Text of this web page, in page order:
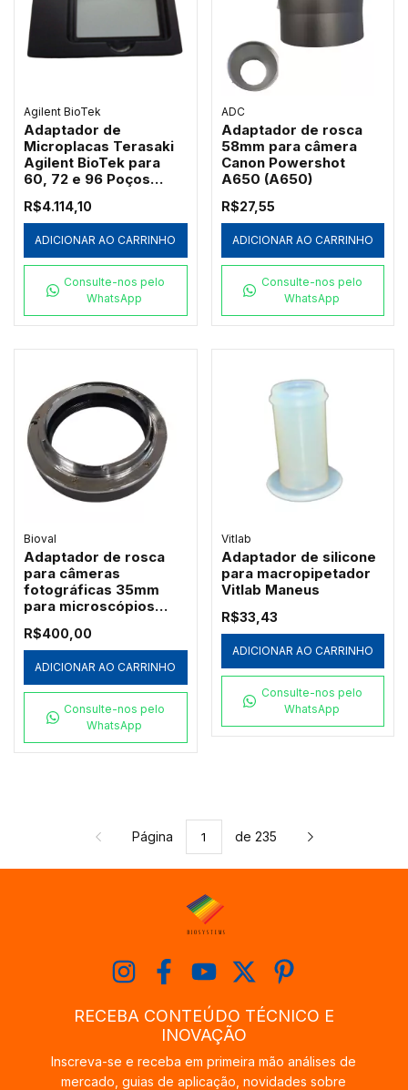
Agilent BioTek
Adaptador de
Microplacas Terasaki
Agilent BioTek para
60, 72 e 96 Poços
R$4.114,10
ADICIONAR AO CARRINHO
Consulte-nos pelo
WhatsApp
ADC
Adaptador de rosca
58mm para câmera
Canon Powershot
A650 (A650)
R$27,55
ADICIONAR AO CARRINHO
Consulte-nos pelo
WhatsApp
Bioval
Adaptador de rosca
para câmeras
fotográficas 35mm
para microscópios
35MM)
R$400,00
ADICIONAR AO CARRINHO
Consulte-nos pelo
WhatsApp
Vitlab
Adaptador de silicone
para macropipetador
Vitlab Maneus
R$33,43
ADICIONAR AO CARRINHO
Consulte-nos pelo
WhatsApp
Página de 235
RECEBA CONTEÚDO TÉCNICO E
INOVAÇÃO
Inscreva-se e receba em primeira mão análises de
mercado, guias de aplicação, novidades sobre